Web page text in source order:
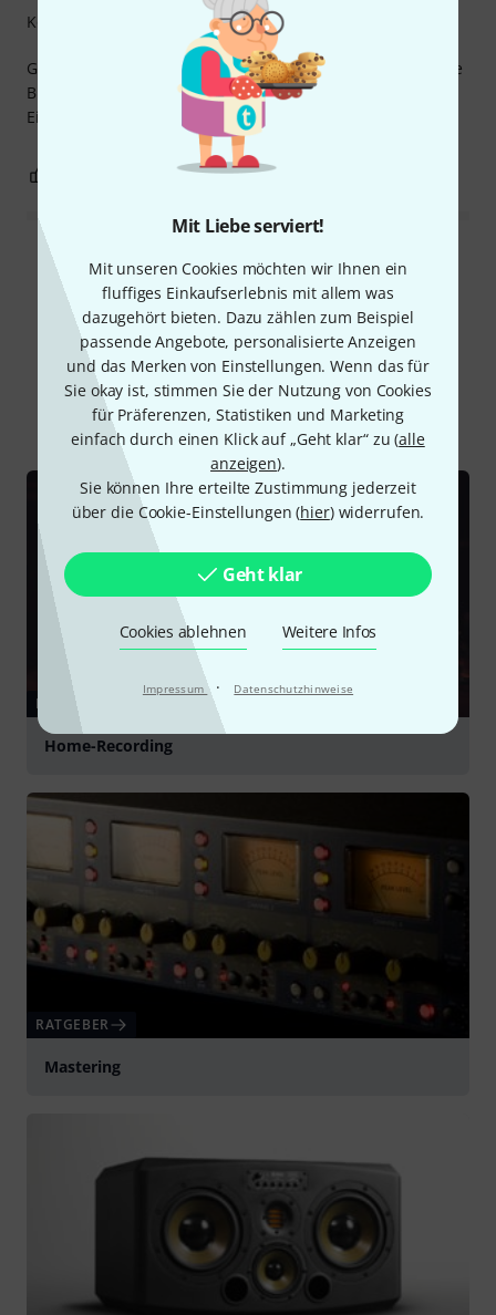
Mit Liebe serviert!
Mit unseren Cookies möchten wir Ihnen ein
fluffiges Einkaufserlebnis mit allem was
dazugehört bieten. Dazu zählen zum Beispiel
passende Angebote, personalisierte Anzeigen
und das Merken von Einstellungen. Wenn das für
Sie okay ist, stimmen Sie der Nutzung von Cookies
für Präferenzen, Statistiken und Marketing
einfach durch einen Klick auf „Geht klar“ zu (alle
anzeigen).
Sie können Ihre erteilte Zustimmung jederzeit
über die Cookie-Einstellungen (hier) widerrufen.
Geht klar
Cookies ablehnen Weitere Infos
Impressum · Datenschutzhinweise
Gut und interessant geschrieben, viele gute Tipps und tolle
Bilder.
Ein muss für jeden Tontechniker meiner Meinung!!
Kompetenz
BEWERTUNG MELDEN
Alle Bewertungen lesen
Schon gewusst?
Alle Ratgeber
RATGEBER
Home-Recording
RATGEBER
Mastering